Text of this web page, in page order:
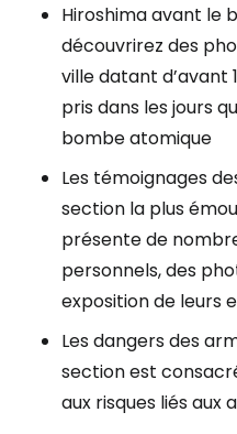
Hiroshima avant le
découvrirez des
ville datant d’avant
pris dans les jours
bombe atomique
Les témoignages
section la plus
présente de
personnels, des
exposition de leurs
Les dangers des
section est
aux risques liés aux